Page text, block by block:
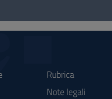
Rubrica
Note legali